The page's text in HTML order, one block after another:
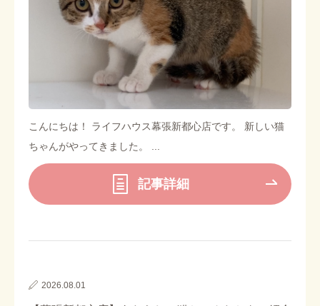
こんにちは！ ライフハウス幕張新都心店です。 新しい猫
ちゃんがやってきました。 ...
記事詳細
2026.08.01